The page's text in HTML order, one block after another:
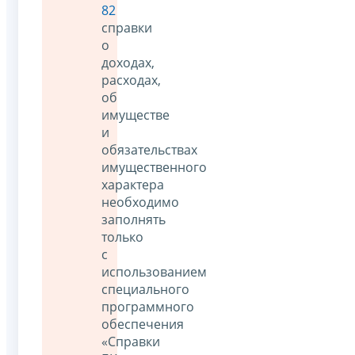
82
справки
о
доходах,
расходах,
об
имуществе
и
обязательствах
имущественного
характера
необходимо
заполнять
только
с
использованием
специального
программного
обеспечения
«Справки